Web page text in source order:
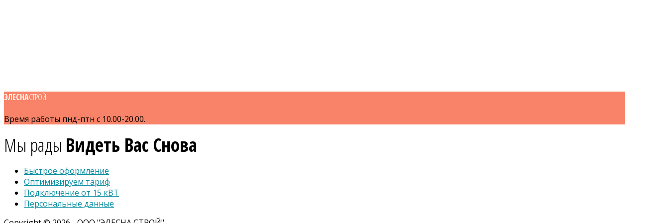
ЭЛЕСНАСТРОЙ
Время работы пнд-птн с 10.00-20.00.
Мы рады Видеть Вас Снова
Быстрое оформление
Оптимизируем тариф
Подключение от 15 кВТ
Персональные данные